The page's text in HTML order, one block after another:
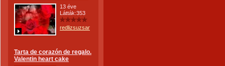
13 éve
Látták:353
redlizsuzsanna
Tarta de corazón de regalo.
Valentin heart cake